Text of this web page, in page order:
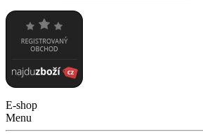
E-shop
Menu